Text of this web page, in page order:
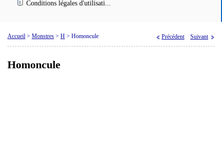
Conditions légales d'utilisati...
Accueil > Monstres > H > Homoncule Précédent Suivant
Homoncule